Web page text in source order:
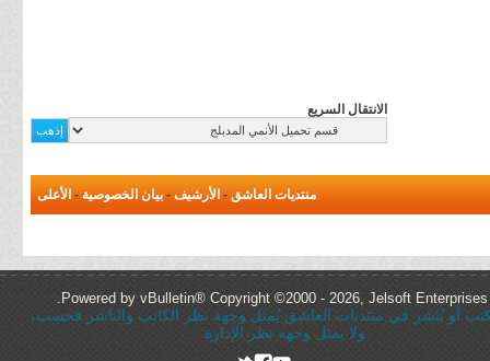
الانتقال السريع
منتديات العاشق - الأرشيف - بيان الخصوصية - الأعلى
Powered by vBulletin® Copyright ©2000 - 2026, Jelsoft Enterprises
أو يُنشر في منتديات العاشق يُمثل وجهة نظر الكاتب والناشر فحسب،
ولا يمثل وجهه نظر الإدارة